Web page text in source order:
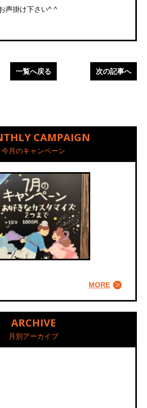
声掛け下さい^ ^
一覧へ戻る 次の記事へ
CAMPAIGN
今月のキャンペーン
MORE
ARCHIVE
月別アーカイブ